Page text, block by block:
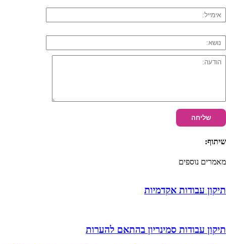
שיתוף:
מאמרים נוספים
תיקון עבודות אקדמיות
תיקון עבודות סמינריון בהתאם להערות